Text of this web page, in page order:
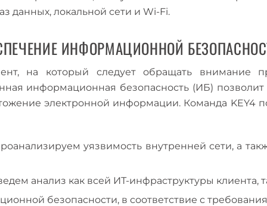
данных, локальной сети и Wi-Fi.
ИНФОРМАЦИОННОЙ
на который следует обращать внимание
информационная безопасность (ИБ)
электронной информации. Команда
уязвимость внутренней сети, а
анализ как всей ИТ-инфраструктуры клиента,
безопасности, в соответствие с